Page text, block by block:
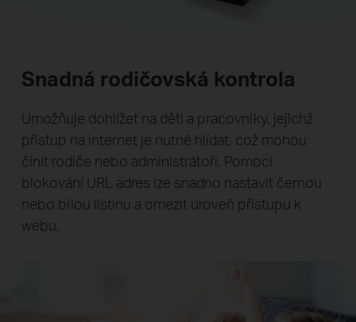
Snadná rodičovská kontrola
Umožňuje dohlížet na děti a pracovníky, jejichž
přístup na internet je nutné hlídat, což mohou
činit rodiče nebo administrátoři. Pomocí
blokování URL adres lze snadno nastavit černou
nebo bílou listinu a omezit úroveň přístupu k
webu.